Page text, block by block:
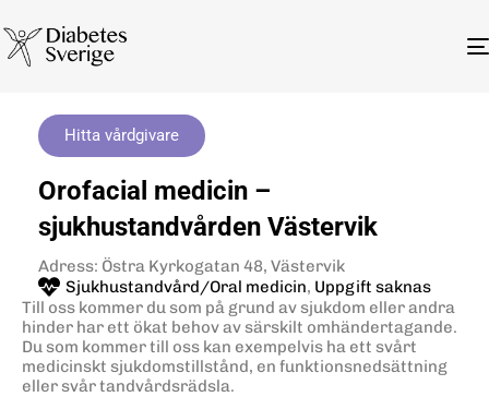
Hitta vårdgivare
Orofacial medicin –
sjukhustandvården Västervik
Adress: Östra Kyrkogatan 48, Västervik
Sjukhustandvård/Oral medicin, Uppgift saknas
Till oss kommer du som på grund av sjukdom eller andra
hinder har ett ökat behov av särskilt omhändertagande.
Du som kommer till oss kan exempelvis ha ett svårt
medicinskt sjukdomstillstånd, en funktionsnedsättning
eller svår tandvårdsrädsla.